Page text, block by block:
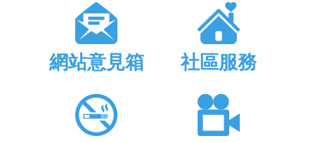
網站意見箱 社區服務